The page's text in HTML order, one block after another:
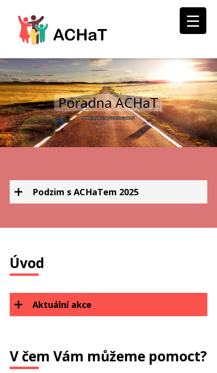
Poradna ACHaT
PaedDr. Anna Chaloupková
Podzim s ACHaTem 2025
Úvod
Aktuální akce
V čem Vám můžeme pomoct?